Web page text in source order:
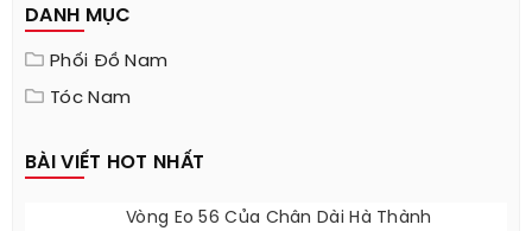
DANH MỤC
Phối Đồ Nam
Tóc Nam
BÀI VIẾT HOT NHẤT
Vòng Eo 56 Của Chân Dài Hà Thành